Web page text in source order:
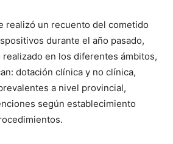
realizó un recuento del cometido
durante el año pasado,
realizado en los diferentes ámbitos,
dotación clínica y no clínica,
a nivel provincial,
según establecimiento